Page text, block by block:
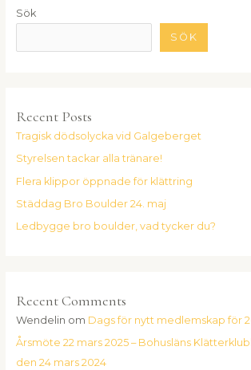
Sök
SÖK
Recent Posts
Tragisk dödsolycka vid Galgeberget
Styrelsen tackar alla tränare!
Flera klippor öppnade för klättring
Städdag Bro Boulder 24. maj
Ledbygge bro boulder, vad tycker du?
Recent Comments
Wendelin om Dags för nytt medlemskap för
Årsmöte 22 mars 2025 – Bohusläns
den 24 mars 2024